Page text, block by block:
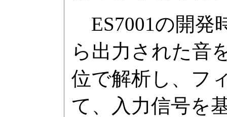
ES7001の開発
ら出力された音
位で解析し、フ
て、入力信号を